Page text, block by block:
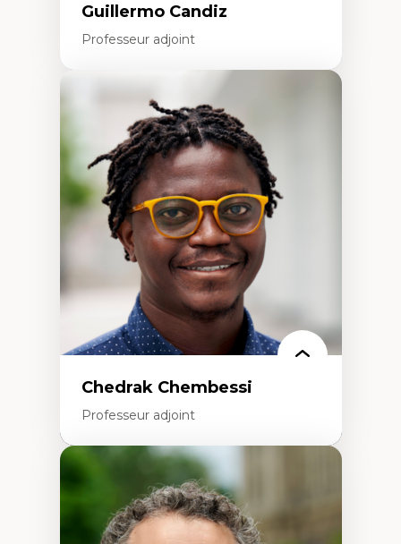
Guillermo Candiz
Professeur adjoint
Expertises
Trajectoires migratoires
Migrations forcées
Études des frontières; Enjeux géopolitiques
des migrations
Politiques migratoires
Réfugiés
Demandeurs d’asile
Migrations irrégulières
Migrations temporaires
Migration et changement climatique
Migration et développement
Chedrak Chembessi
Professeur adjoint
Économie circulaire
Modèles d’affaires durables
Histoire des faits économiques